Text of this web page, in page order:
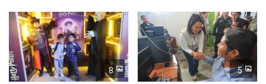
la UGEL 2
Derecho Colectivo"
8 5